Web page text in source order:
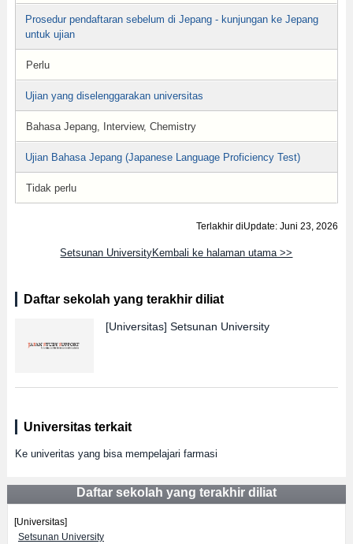
Prosedur pendaftaran sebelum di Jepang - kunjungan ke Jepang
untuk ujian
Perlu
Ujian yang diselenggarakan universitas
Bahasa Jepang, Interview, Chemistry
Ujian Bahasa Jepang (Japanese Language Proficiency Test)
Tidak perlu
Terlakhir diUpdate: Juni 23, 2026
Setsunan UniversityKembali ke halaman utama >>
Daftar sekolah yang terakhir diliat
[Universitas] Setsunan University
Universitas terkait
Ke univeritas yang bisa mempelajari farmasi
Daftar sekolah yang terakhir diliat
[Universitas]
Setsunan University